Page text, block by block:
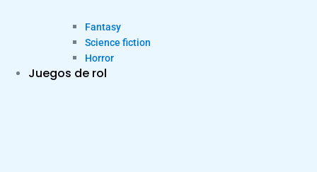
Fantasy
Science fiction
Horror
Juegos de rol